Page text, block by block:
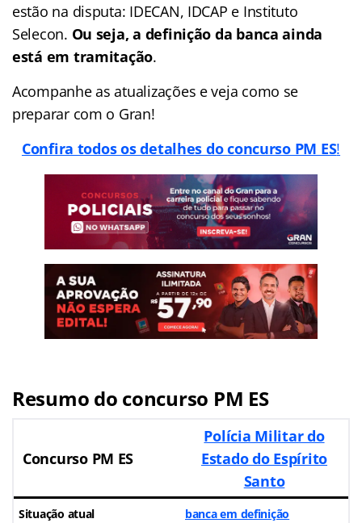
estão na disputa: IDECAN, IDCAP e Instituto
Selecon. Ou seja, a definição da banca ainda
está em tramitação.
Acompanhe as atualizações e veja como se
preparar com o Gran!
Confira todos os detalhes doconcurso PM ES!
Resumo do concurso PM ES
Concurso PM ES
Polícia Militar do
Estado do Espírito
Santo
Situação atual banca em definição